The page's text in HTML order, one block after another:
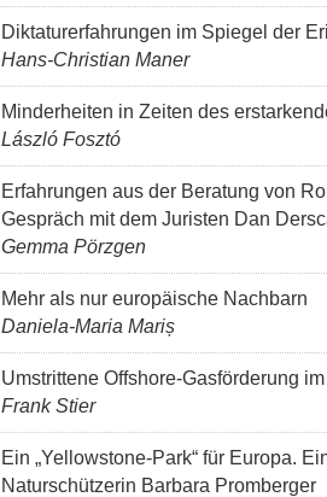
Diktaturerfahrungen im Spiegel der
Hans-Christian Maner
Minderheiten in Zeiten des
László Fosztó
Erfahrungen aus der Beratung von
Gespräch mit dem Juristen Dan
Gemma Pörzgen
Mehr als nur europäische Nachbarn
Daniela-Maria Mariș
Umstrittene Offshore-Gasförderung
Frank Stier
Ein „Yellowstone-Park“ für Europa.
Naturschützerin Barbara Promberger